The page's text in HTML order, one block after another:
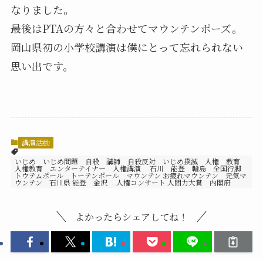
なりました。
最後はPTAの方々と合わせてマウンテンポーズ。
岡山県初の小学校講演は僕にとって忘れられない
思い出です。
講演活動
いじめ いじめ問題 自殺 講師 自殺反対 いじめ撲滅 人権 教育
人権教育 エンターテイナー 人権講演 石川 能登 輪島 全国行脚
トウテムポール トーテンポール マウンテン お疲れマウンテン 元気マ
ウンテン 石川県 能登 金沢 人権コンサート 人間力大賞 内閣府
よかったらシェアしてね！